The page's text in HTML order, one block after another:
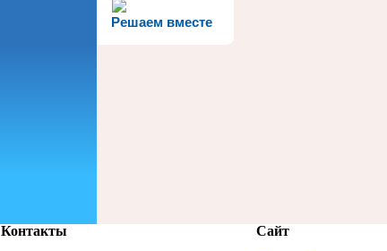
Решаем вместе
Контакты Сайт